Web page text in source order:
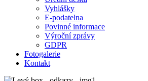
Vyhlášky
E-podatelna
Povinné informace
Výroční zprávy
GDPR
Fotogalerie
Kontakt